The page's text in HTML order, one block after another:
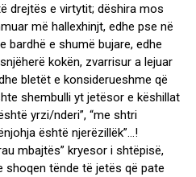
drejtës e virtytit; dëshira mos
më hallexhinjt, edhe pse në
bardhë e shumë bujare, edhe
kokën, zvarrisur a lejuar
bletët e konsiderueshme që
shembulli yt jetësor e këshillat
yrzi/nderi”, “me shtri
është njerëzillëk”…!
mbajtës” kryesor i shtëpisë,
tënde të jetës që pate